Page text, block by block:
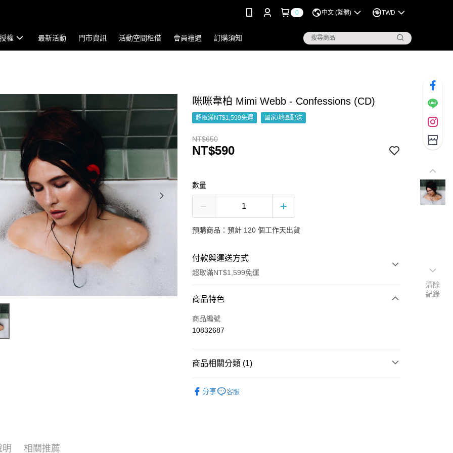
0 中文 (繁體) TWD
權 最新活動 門市資訊 活動空間租借 會員禮遇 訂購須知
咪咪韋柏 Mimi Webb - Confessions (CD)
超取滿NT$1,599免運 國家/地區配送
NT$650
NT$590
數量
預購商品：預計 120 個工作天出貨
付款與運送方式
超取滿NT$1,599免運
付款方式
信用卡一次付款
街口支付
商品特色
商品編號
10832687
商品相關分類 (1)
分享
客服
明 相關推薦
清除
紀錄